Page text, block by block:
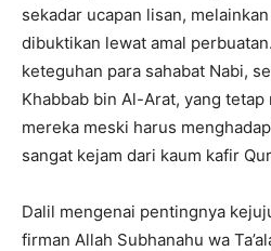
sekadar ucapan lisan,
dibuktikan lewat amal
keteguhan para sahabat Nabi,
Khabbab bin Al-Arat, yang
mereka meski harus
sangat kejam dari kaum kafir
Dalil mengenai pentingnya
firman Allah Subhanahu wa